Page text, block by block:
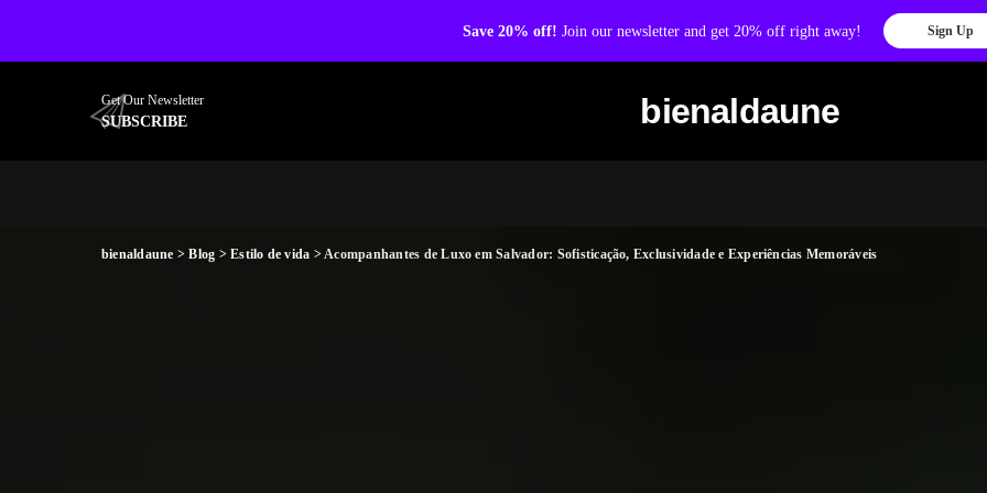
Save 20% off! Join our newsletter and get 20% off right away! Sign Up
Get Our Newsletter
SUBSCRIBE bienaldaune
bienaldaune >Blog >Estilo de vida >Acompanhantes de Luxo em Salvador: Sofisticação, Exclusividade e Experiências Memoráveis